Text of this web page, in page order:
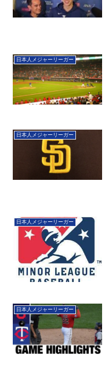
日本人メジャーリーガー
日本人メジャーリーガー
日本人メジャーリーガー
日本人メジャーリーガー